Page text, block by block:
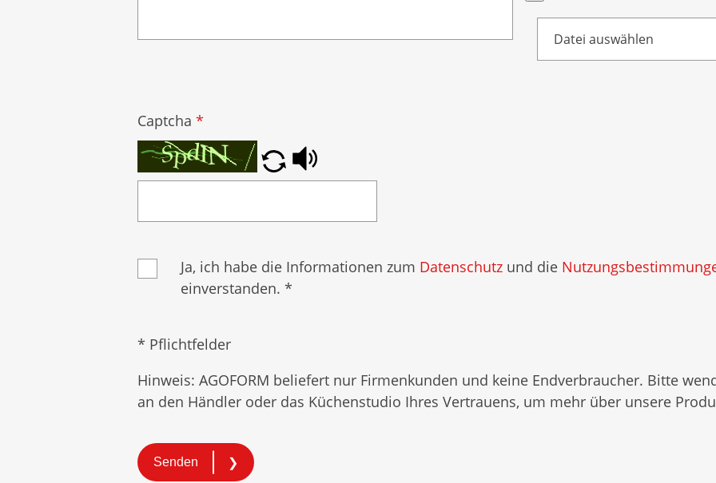
Captcha *
Ja, ich habe die Informationen zum Datenschutzund die
einverstanden. *
* Pflichtfelder
Hinweis: AGOFORM beliefert nur Firmenkunden und keine Endverbraucher. Bitte
an den Händler oder das Küchenstudio Ihres Vertrauens, um mehr über unsere
Senden